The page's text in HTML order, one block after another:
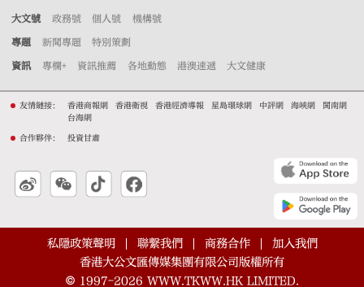
大文號 政務號 個人號 機構號
專題 新聞專題 特別策劃
資訊 專欄+ 資訊推薦 各地動態 港澳速遞 大文健康
友情鏈接： 香港商報網 香港衛視 香港經濟導報 星島環球網 中評網 海峽網
閩南網
台海網
合作夥伴： 投資甘肅
私隱政策聲明 聯繫我們 商務合作
加入我們
香港大公文匯傳媒集團有限公司版權所有
© 1997-2026 WWW.TKWW.HK LIMITED.